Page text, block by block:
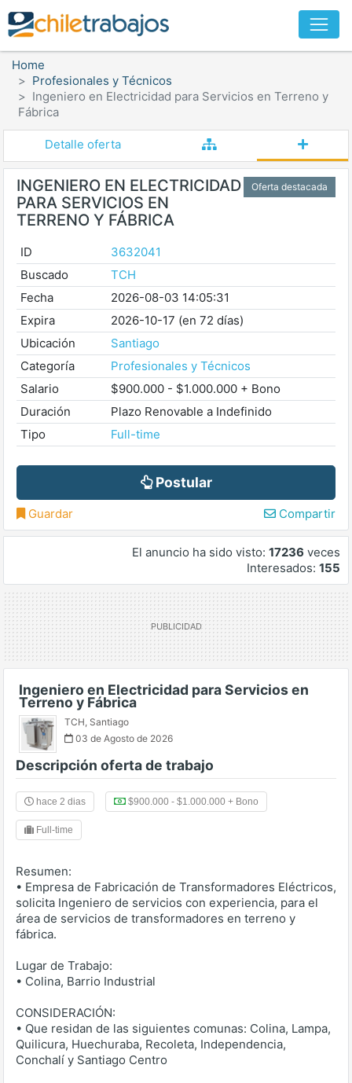
Home
Profesionales y Técnicos
Ingeniero en Electricidad para Servicios en Terreno y
Fábrica
Detalle oferta
Oferta destacada
INGENIERO EN ELECTRICIDAD
PARA SERVICIOS EN
TERRENO Y FÁBRICA
ID
3632041
Buscado
TCH
Fecha
2026-08-03 14:05:31
Expira
2026-10-17 (en 72 días)
Ubicación
Santiago
Categoría
Profesionales y Técnicos
Salario
$900.000 - $1.000.000 + Bono
Duración
Plazo Renovable a Indefinido
Tipo
Full-time
Postular
Guardar Compartir
El anuncio ha sido visto: 17236 veces
Interesados: 155
Ingeniero en Electricidad para Servicios en
Terreno y Fábrica
TCH, Santiago
03 de Agosto de 2026
Descripción oferta de trabajo
hace 2 dias $900.000 - $1.000.000 + Bono
Full-time
Resumen:
• Empresa de Fabricación de Transformadores Eléctricos,
solicita Ingeniero de servicios con experiencia, para el
área de servicios de transformadores en terreno y
fábrica.
Lugar de Trabajo:
• Colina, Barrio Industrial
CONSIDERACIÓN:
• Que residan de las siguientes comunas: Colina, Lampa,
Quilicura, Huechuraba, Recoleta, Independencia,
Conchalí y Santiago Centro